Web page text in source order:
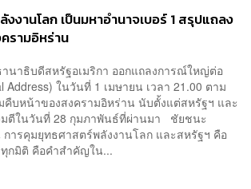
งานโลก เป็นมหาอำนาจเบอร์ 1 สรุปแถลง
รามอิหร่าน
นาธิบดีสหรัฐอเมริกา ออกแถลงการณ์ใหญ่ต่อ
ในวันที่ 1 เมษายน เวลา 21.00 ตาม
คืบหน้าของสงครามอิหร่าน นับตั้งแต่สหรัฐฯ และ
มตีในวันที่ 28 กุมภาพันธ์ที่ผ่านมา ชัยชนะ
ารคุมยุทธศาสตร์พลังงานโลก และสหรัฐฯ คือ
กมิติ คือคำสำคัญใน...